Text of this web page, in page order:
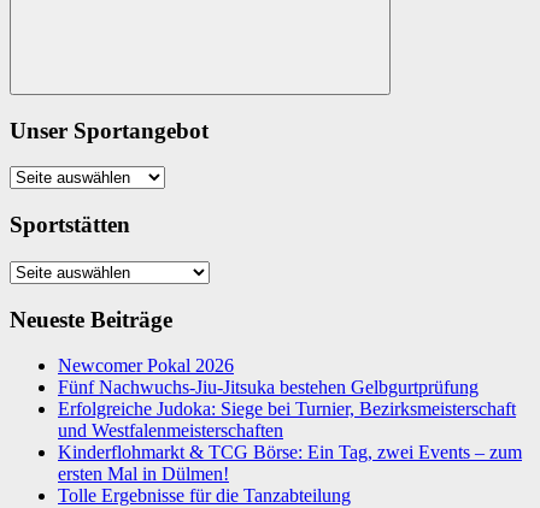
Suchen
Unser Sportangebot
Unser
Sportstätten
Sportstätten
Neueste Beiträge
Newcomer Pokal 2026
Fünf Nachwuchs-Jiu-Jitsuka bestehen Gelbgurtprüfung
Erfolgreiche Judoka: Siege bei Turnier, Bezirksmeisterschaft
und Westfalenmeisterschaften
Kinderflohmarkt & TCG Börse: Ein Tag, zwei Events – zum
ersten Mal in Dülmen!
Tolle Ergebnisse für die Tanzabteilung